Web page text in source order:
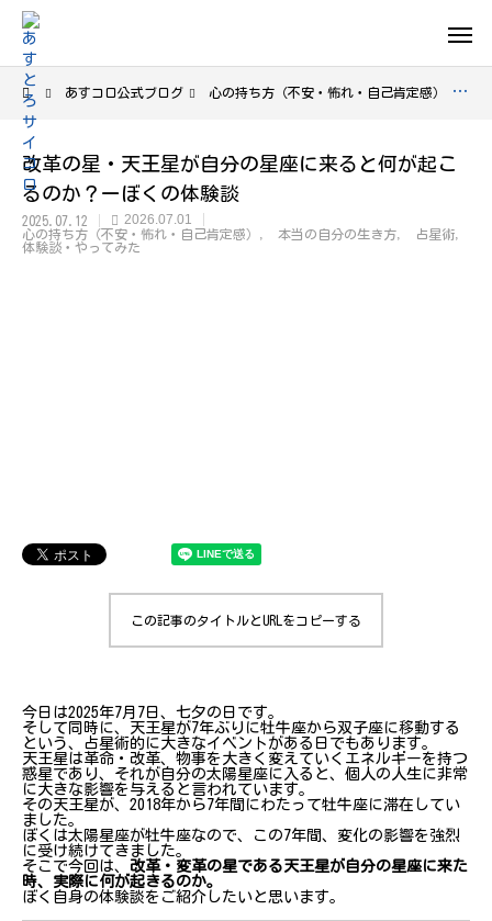
あすコロ公式ブログ 心の持ち方（不安・怖れ・自己肯定感）
改革の星・天王星が自分の星座に来ると何が起こ
るのか？ーぼくの体験談
2025.07.12 2026.07.01
心の持ち方（不安・怖れ・自己肯定感） 本当の自分の生き方
占星術
体験談・やってみた
この記事のタイトルとURLをコピーする
今日は2025年7月7日、七夕の日です。
そして同時に、天王星が7年ぶりに牡牛座から双子座に移動する
という、占星術的に大きなイベントがある日でもあります。
天王星は革命・改革、物事を大きく変えていくエネルギーを持つ
惑星であり、それが自分の太陽星座に入ると、個人の人生に非常
に大きな影響を与えると言われています。
その天王星が、2018年から7年間にわたって牡牛座に滞在してい
ました。
ぼくは太陽星座が牡牛座なので、この7年間、変化の影響を強烈
に受け続けてきました。
そこで今回は、 改革・変革の星である天王星が自分の星座に来た
時、実際に何が起きるのか。
ぼく自身の体験談をご紹介したいと思います。